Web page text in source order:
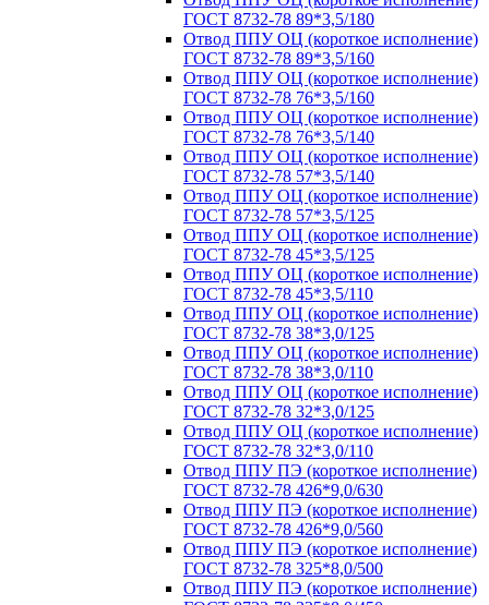
ГОСТ 8732-78 89*3,5/180
Отвод ППУ ОЦ (короткое исполнение)
ГОСТ 8732-78 89*3,5/160
Отвод ППУ ОЦ (короткое исполнение)
ГОСТ 8732-78 76*3,5/160
Отвод ППУ ОЦ (короткое исполнение)
ГОСТ 8732-78 76*3,5/140
Отвод ППУ ОЦ (короткое исполнение)
ГОСТ 8732-78 57*3,5/140
Отвод ППУ ОЦ (короткое исполнение)
ГОСТ 8732-78 57*3,5/125
Отвод ППУ ОЦ (короткое исполнение)
ГОСТ 8732-78 45*3,5/125
Отвод ППУ ОЦ (короткое исполнение)
ГОСТ 8732-78 45*3,5/110
Отвод ППУ ОЦ (короткое исполнение)
ГОСТ 8732-78 38*3,0/125
Отвод ППУ ОЦ (короткое исполнение)
ГОСТ 8732-78 38*3,0/110
Отвод ППУ ОЦ (короткое исполнение)
ГОСТ 8732-78 32*3,0/125
Отвод ППУ ОЦ (короткое исполнение)
ГОСТ 8732-78 32*3,0/110
Отвод ППУ ПЭ (короткое исполнение)
ГОСТ 8732-78 426*9,0/630
Отвод ППУ ПЭ (короткое исполнение)
ГОСТ 8732-78 426*9,0/560
Отвод ППУ ПЭ (короткое исполнение)
ГОСТ 8732-78 325*8,0/500
Отвод ППУ ПЭ (короткое исполнение)